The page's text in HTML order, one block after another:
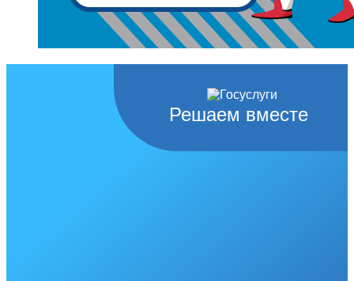
Решаем вместе